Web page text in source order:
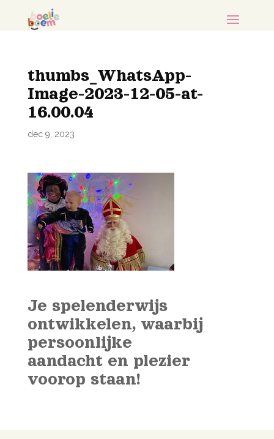
thumbs_WhatsApp-
Image-2023-12-05-at-
16.00.04
dec 9, 2023
Je spelenderwijs
ontwikkelen, waarbij
persoonlijke
aandacht en plezier
voorop staan!